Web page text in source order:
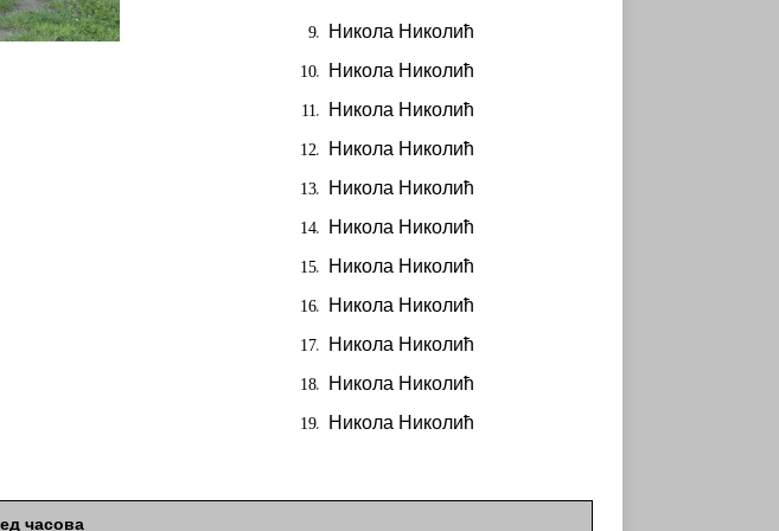
Никола Николић
Никола Николић
Никола Николић
Никола Николић
Никола Николић
Никола Николић
Никола Николић
Никола Николић
Никола Николић
Никола Николић
Никола Николић
часова